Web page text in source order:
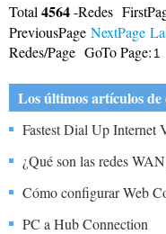
Total 4564-Redes
PreviousPage NextPage
Redes/Page GoTo Page:
Los últimos artículos de
Fastest Dial Up Internet
¿Qué son las redes
Cómo configurar Web
PC a Hub Connection